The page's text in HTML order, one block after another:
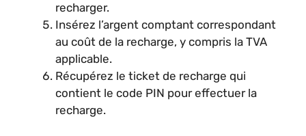
recharger.
Insérez l’argent comptant correspondant
au coût de la recharge, y compris la TVA
applicable.
Récupérez le ticket de recharge qui
contient le code PIN pour effectuer la
recharge.